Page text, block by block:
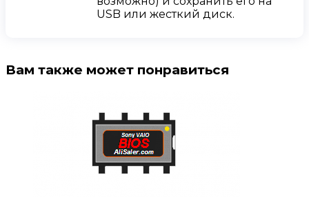
USB или жесткий диск.
Вам также может понравиться